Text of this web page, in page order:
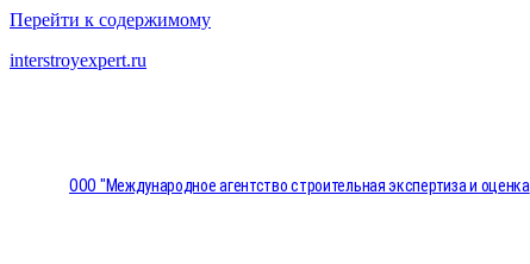
Перейти к содержимому
interstroyexpert.ru
ООО "Международное агентство строительная экспертиза и оценка